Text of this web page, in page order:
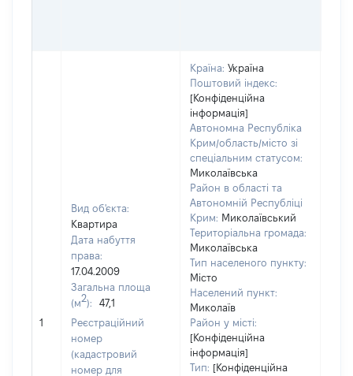
1
Вид об'єкта:
Квартира
Дата набуття
права:
17.04.2009
Загальна площа
(м2):
47,1
Реєстраційний
номер
(кадастровий
номер для
Країна: Україна
Поштовий індекс:
[Конфіденційна
інформація]
Автономна Республіка
Крим/область/місто зі
спеціальним статусом:
Миколаївська
Район в області та
Автономній Республіці
Крим: Миколаївський
Територіальна громада:
Миколаївська
Тип населеного пункту:
Місто
Населений пункт:
Миколаїв
Район у місті:
[Конфіденційна
інформація]
Тип: [Конфіденційна